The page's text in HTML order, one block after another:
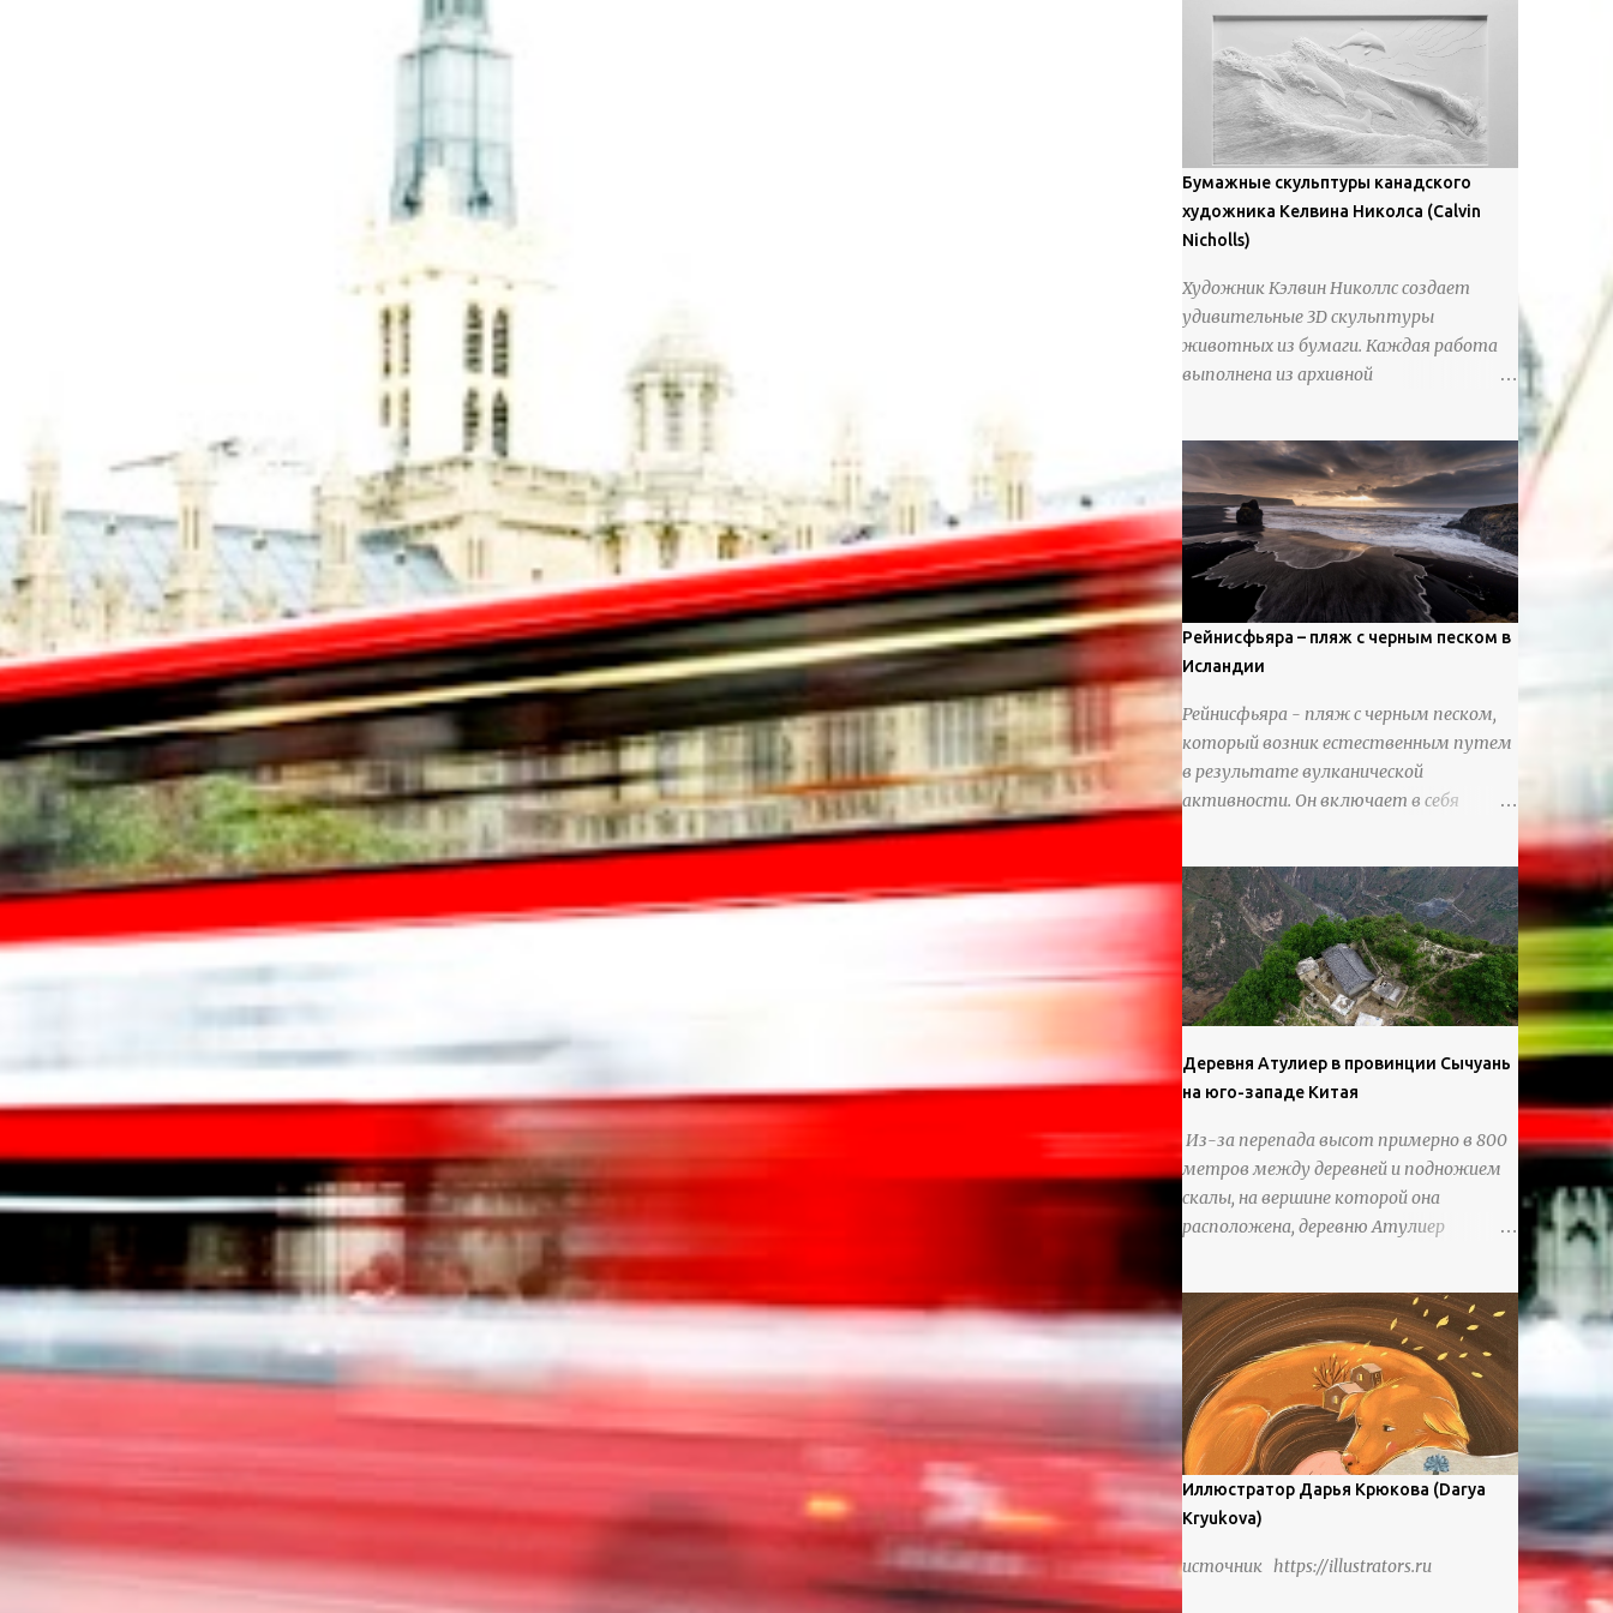
предлагают зрителям незаконченный
рассказ, который усиливается его
уникальной манерой использования
освещения". Для просмотра всех работ,
посетите страницу –
https://www.artfinder.com/artist/takayuki-
harada/about/#/
Бумажные скульптуры канадского
художника Келвина Николса (Calvin
Nicholls)
Художник Кэлвин Николлс создает
удивительные 3D скульптуры
животных из бумаги. Каждая работа
выполнена из архивной
выцветание. Николлс использует
крошечные количества клея для
закрепления отдельных деталей,
используя ножи и инструменты для
текстурирования, чтобы точно
вылепить каждую деталь. источник
https://calvinnicholls.com/
Рейнисфьяра – пляж с черным песком в
Исландии
Рейнисфьяра - пляж с черным песком,
который возник естественным путем
в результате вулканической
активности. Он включает в себя
массивные базальтовые
шестиугольные колонны, высокие
утесы, лавовые образования, черную
береговую линию и великолепные
каменные арки.
Деревня Атулиер в провинции Сычуань
на юго-западе Китая
Из-за перепада высот примерно в 800
метров между деревней и подножием
скалы, на вершине которой она
расположена, деревню Атулиер
лестница из ротанга, по которой
жители деревни поднимаются и
спускаются на утес.В ноябре 2016 года
плетеные лестницы в деревне Клифф
были заменены стальными лестницами
с защитными перилами, и
передвижение детей и жителей деревни
было улучшено. Подъем от подножия
горы до вершины занимает до 4 часов.
мигрировали в деревню, поскольку
Иллюстратор Дарья Крюкова (Darya
Kryukova)
источник https://illustrators.ru